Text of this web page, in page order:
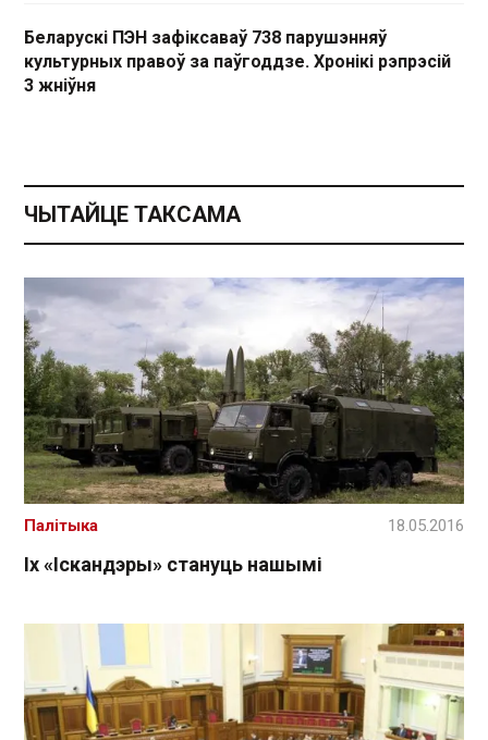
Беларускі ПЭН зафіксаваў 738 парушэнняў
культурных правоў за паўгоддзе. Хронікі рэпрэсій
3 жніўня
ЧЫТАЙЦЕ ТАКСАМА
Іх «Іскандэры» стануць нашымі
Палітыка 18.05.2016